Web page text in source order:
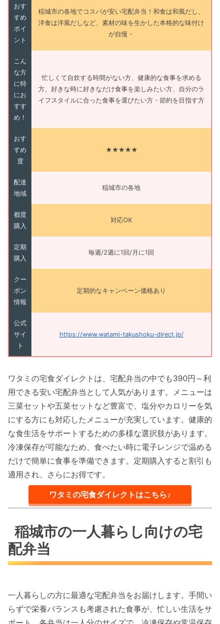
おす
すめ
ポイ
ント
稲城市の各地でコスパが安い宅配弁当！和食は和風だし、
洋食は洋風だしなど、素材の味を生かした本格的な味付け
が自慢・
こん
な方
に特
にお
すす
め！
忙しくて自炊する時間がない方、健康的な食事を求める
方、好きな時に好きなだけ食事を楽しみたい方、自分のラ
イフスタイルに合った食事を選びたい方・節約を目指す方
おす
すめ
度
★★★★★
配達
地域
稲城市の各地
都度
購入
対応OK
定期
購入
毎週/2週に1回/月に1回
クー
ポン
情報
定期的なキャンペーン価格あり
公式
サイ
ト
https://www.watami-takushoku-direct.jp/
ワタミの宅食ダイレクトは、宅配弁当の中でも390円～利
用できる安い宅配弁当として人気があります。メニューは
三菜セットや五菜セットなど豊富で、塩分やカロリーを気
にする方にも対応したメニューが充実しています。健康的
な食生活をサポートするための多様な選択肢があります。
冷凍保存が可能なため、食べたい時に電子レンジで温める
だけで簡単に食事を準備できます。定期購入すると割引も
適用され、さらにお得です。
ワタミの宅食ダイレクトはこちら♪
稲城市の一人暮らし向けの宅
配弁当
一人暮らしの方に最適な宅配弁当をお届けします。手間い
らずで栄養バランスも考慮された食事が、忙しい生活をサ